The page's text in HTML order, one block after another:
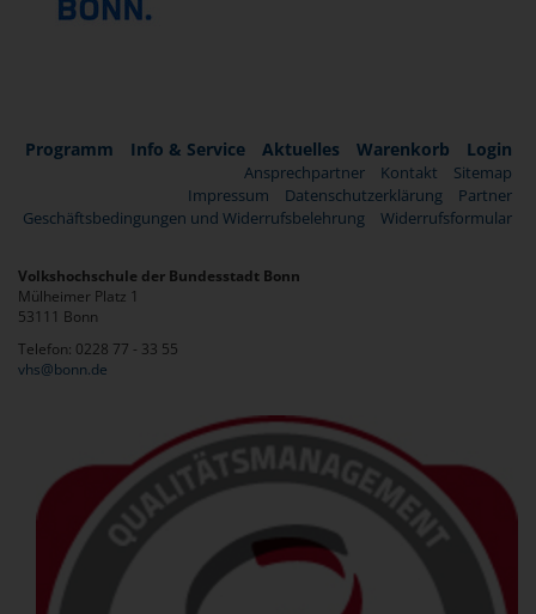
Programm Info & Service Aktuelles Warenkorb Login
Ansprechpartner Kontakt
Sitemap
Impressum
Datenschutzerklärung
Partner
Geschäftsbedingungen und Widerrufsbelehrung
Widerrufsformular
Volkshochschule der Bundesstadt Bonn
Mülheimer Platz 1
53111 Bonn
Telefon: 0228 77 - 33 55
vhs@bonn.de